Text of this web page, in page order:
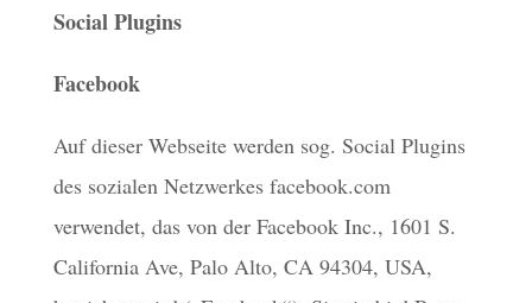
Social Plugins
Facebook
Auf dieser Webseite werden sog. Social Plugins
des sozialen Netzwerkes facebook.com
verwendet, das von der Facebook Inc., 1601 S.
California Ave, Palo Alto, CA 94304, USA,